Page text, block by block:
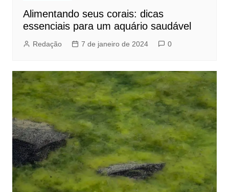
Alimentando seus corais: dicas
essenciais para um aquário saudável
Redação 7 de janeiro de 2024 0